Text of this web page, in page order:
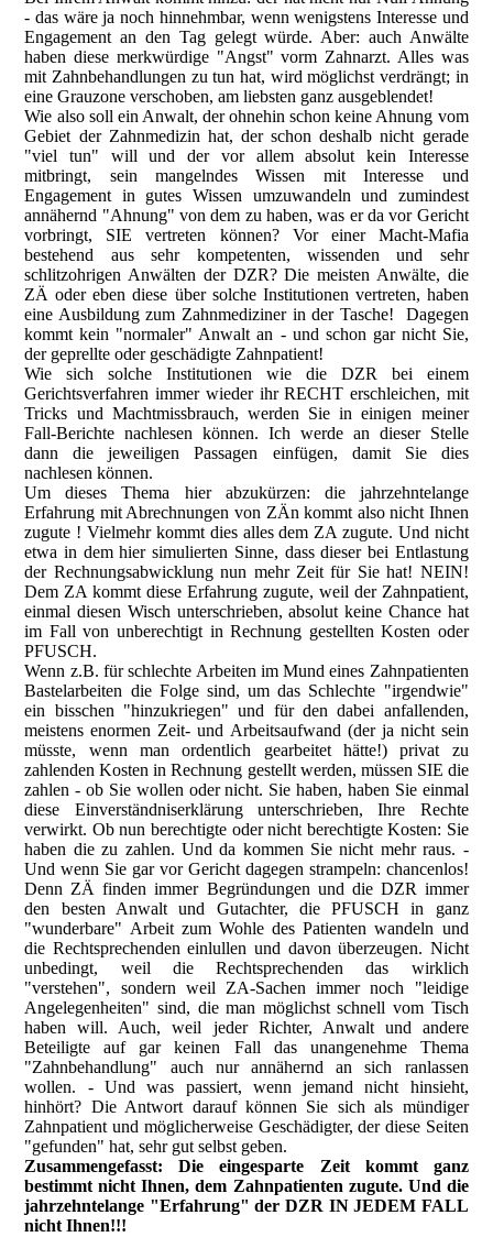
- das wäre ja noch hinnehmbar, wenn wenigstens Interesse und
Engagement an den Tag gelegt würde. Aber: auch Anwälte
haben diese merkwürdige "Angst" vorm Zahnarzt. Alles was
mit Zahnbehandlungen zu tun hat, wird möglichst verdrängt; in
eine Grauzone verschoben, am liebsten ganz ausgeblendet!
Wie also soll ein Anwalt, der ohnehin schon keine Ahnung vom
Gebiet der Zahnmedizin hat, der schon deshalb nicht gerade
"viel tun" will und der vor allem absolut kein Interesse
mitbringt, sein mangelndes Wissen mit Interesse und
Engagement in gutes Wissen umzuwandeln und zumindest
annähernd "Ahnung" von dem zu haben, was er da vor Gericht
vorbringt, SIE vertreten können? Vor einer Macht-Mafia
bestehend aus sehr kompetenten, wissenden und sehr
schlitzohrigen Anwälten der DZR? Die meisten Anwälte, die
ZÄ oder eben diese über solche Institutionen vertreten, haben
eine Ausbildung zum Zahnmediziner in der Tasche! Dagegen
kommt kein "normaler" Anwalt an - und schon gar nicht Sie,
der geprellte oder geschädigte Zahnpatient!
Wie sich solche Institutionen wie die DZR bei einem
Gerichtsverfahren immer wieder ihr RECHT erschleichen, mit
Tricks und Machtmissbrauch, werden Sie in einigen meiner
Fall-Berichte nachlesen können. Ich werde an dieser Stelle
dann die jeweiligen Passagen einfügen, damit Sie dies
nachlesen können.
Um dieses Thema hier abzukürzen: die jahrzehntelange
Erfahrung mit Abrechnungen von ZÄn kommt also nicht Ihnen
zugute ! Vielmehr kommt dies alles dem ZA zugute. Und nicht
etwa in dem hier simulierten Sinne, dass dieser bei Entlastung
der Rechnungsabwicklungnun mehr Zeit für Sie hat! NEIN!
Dem ZA kommt diese Erfahrung zugute, weil der Zahnpatient,
einmal diesen Wisch unterschrieben, absolut keine Chance hat
im Fall von unberechtigt in Rechnung gestellten Kosten oder
PFUSCH.
Wenn z.B. für schlechte Arbeiten im Mund eines Zahnpatienten
Bastelarbeiten die Folge sind, um das Schlechte "irgendwie"
ein bisschen "hinzukriegen" und für den dabei anfallenden,
meistens enormen Zeit- und Arbeitsaufwand (der ja nicht sein
müsste, wenn man ordentlich gearbeitet hätte!) privat zu
zahlenden Kosten in Rechnung gestellt werden, müssen SIE die
zahlen - ob Sie wollen oder nicht. Sie haben, haben Sie einmal
diese Einverständniserklärung unterschrieben, Ihre Rechte
verwirkt. Ob nun berechtigte oder nicht berechtigte Kosten: Sie
haben die zu zahlen. Und da kommen Sie nicht mehr raus. -
Und wenn Sie gar vor Gericht dagegen strampeln: chancenlos!
Denn ZÄ finden immer Begründungen und die DZR immer
den besten Anwalt und Gutachter, die PFUSCH in ganz
"wunderbare" Arbeit zum Wohle des Patienten wandeln und
die Rechtsprechenden einlullen und davon überzeugen. Nicht
unbedingt, weil die Rechtsprechenden das wirklich
"verstehen", sondern weil ZA-Sachen immer noch "leidige
Angelegenheiten" sind, die man möglichst schnell vom Tisch
haben will. Auch, weil jeder Richter, Anwalt und andere
Beteiligte auf gar keinen Fall das unangenehme Thema
"Zahnbehandlung" auch nur annähernd an sich ranlassen
wollen. - Und was passiert, wenn jemand nicht hinsieht,
hinhört? Die Antwort darauf können Sie sich als mündiger
Zahnpatient und möglicherweise Geschädigter, der diese Seiten
"gefunden" hat, sehr gut selbst geben.
Zusammengefasst: Die eingesparte Zeit kommt ganz
bestimmt nicht Ihnen, dem Zahnpatienten zugute. Und die
jahrzehntelange "Erfahrung" der DZR IN JEDEM FALL
nicht Ihnen!!!